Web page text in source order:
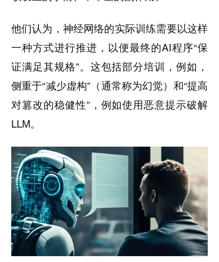
他们认为，神经网络的实际训练需要以这样
一种方式进行推进，以便最终的AI程序“保
证满足其规格”。这包括部分培训，例如，
侧重于“减少虚构”（通常称为幻觉）和“提高
对篡改的稳健性”，例如使用恶意提示破解
LLM。